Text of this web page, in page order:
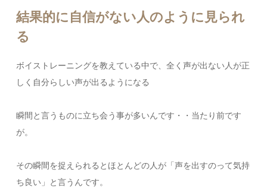
結果的に自信がない人のように見られ
る
ボイストレーニングを教えている中で、全く声が出ない人が正
しく自分らしい声が出るようになる
瞬間と言うものに立ち会う事が多いんです・・当たり前です
が。
その瞬間を捉えられるとほとんどの人が「声を出すのって気持
ち良い」と言うんです。